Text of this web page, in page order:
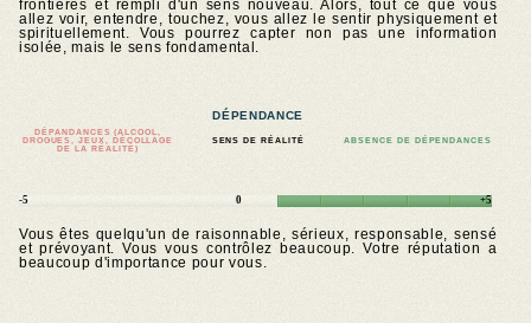
frontières et rempli d'un sens nouveau. Alors, tout ce que vous
allez voir, entendre, touchez, vous allez le sentir physiquement et
spirituellement. Vous pourrez capter non pas une information
isolée, mais le sens fondamental.
DÉPENDANCE
DÉPANDANCES (ALCOOL,
DROGUES, JEUX, DÉCOLLAGE
DE LA RÉALITÉ)
SENS DE RÉALITÉ ABSENCE DE DÉPENDANCES
-5 0 +5
Vous êtes quelqu'un de raisonnable, sérieux, responsable, sensé
et prévoyant. Vous vous contrôlez beaucoup. Votre réputation a
beaucoup d'importance pour vous.